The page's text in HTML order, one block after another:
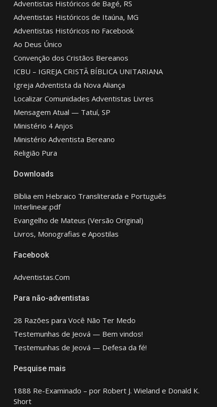
Adventistas Históricos de Bagé, RS
Adventistas Históricos de Itaúna, MG
Adventistas Históricos no Facebook
Ao Deus Único
Convenção dos Cristãos Bereanos
ICBU – IGREJA CRISTÃ BÍBLICA UNITARIANA
Igreja Adventista da Nova Aliança
Localizar Comunidades Adventistas Livres
Mensagem Atual — Tatuí, SP
Ministério 4 Anjos
Ministério Adventista Bereano
Religião Pura
Downloads
Bíblia em Hebraico Transliterada e Português
Interlinear.pdf
Evangelho de Mateus (Versão Original)
Livros, Monografias e Apostilas
Facebook
Adventistas.Com
Para não-adventistas
28 Razões para Você Não Ter Medo
Testemunhas de Jeová — Bem vindos!
Testemunhas de Jeová — Defesa da fé!
Pesquise mais
1888 Re-Examinado – por Robert J. Wieland e Donald K.
Short